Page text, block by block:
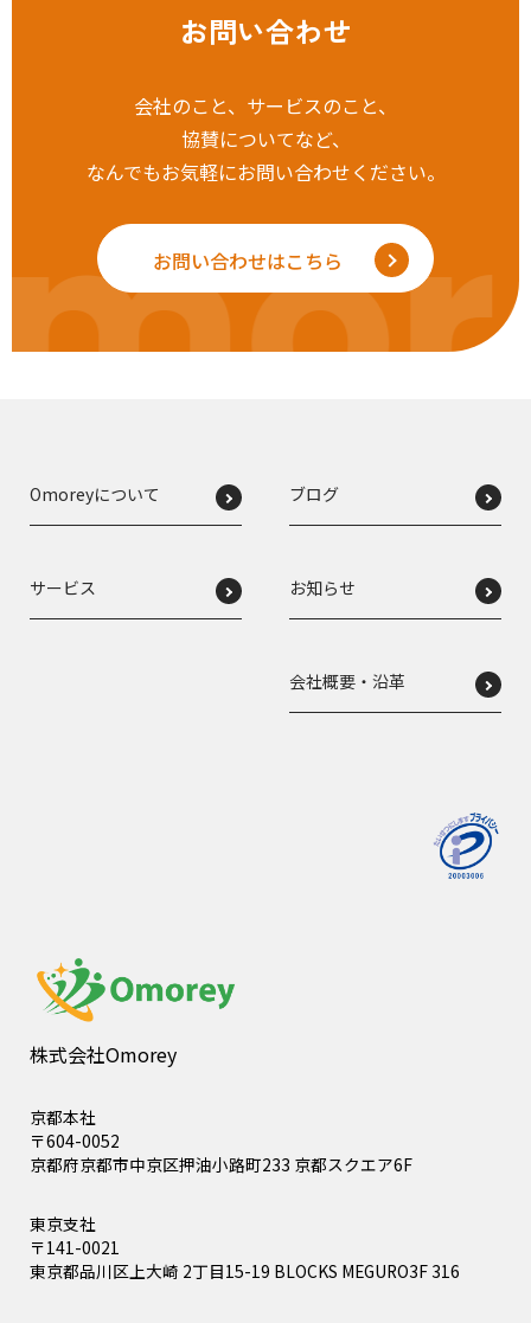
お問い合わせ
会社のこと、サービスのこと、
協賛についてなど、
なんでもお気軽にお問い合わせください。
お問い合わせはこちら
株式会社Omorey
京都本社
〒604-0052
京都府京都市中京区押油小路町233 京都スクエア6F
東京支社
〒141-0021
東京都品川区上大崎 2丁目15-19 BLOCKS MEGURO3F 316
Omoreyについて
サービス
ブログ
お知らせ
会社概要・沿革